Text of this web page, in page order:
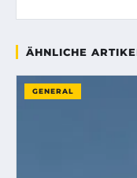
ÄHNLICHE
GENERAL